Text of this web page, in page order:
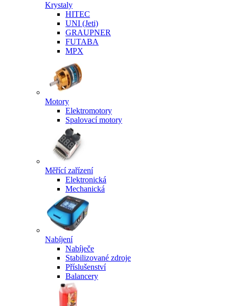
Krystaly
HITEC
UNI (Jeti)
GRAUPNER
FUTABA
MPX
Motory
Elektromotory
Spalovací motory
Měřící zařízení
Elektronická
Mechanická
Nabíjení
Nabíječe
Stabilizované zdroje
Příslušenství
Balancery